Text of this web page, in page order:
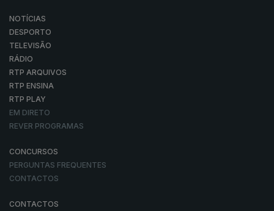
NOTÍCIAS
DESPORTO
TELEVISÃO
RÁDIO
RTP ARQUIVOS
RTP ENSINA
RTP PLAY
EM DIRETO
REVER PROGRAMAS
CONCURSOS
PERGUNTAS FREQUENTES
CONTACTOS
CONTACTOS